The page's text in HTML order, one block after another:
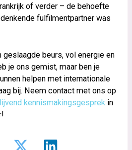
of verder – de behoefte
fulfilmentpartner was
geslaagde beurs, vol energie en
je ons gemist, maar ben je
helpen met internationale
bij. Neem contact met ons op
kennismakingsgesprek in